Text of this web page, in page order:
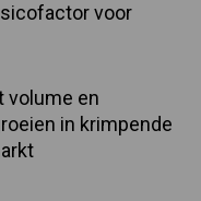
voor
volume en
in krimpende